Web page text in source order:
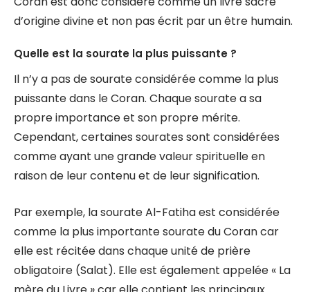
d’origine divine et non pas écrit par un être humain.
Quelle est la sourate la plus puissante ?
Il n’y a pas de sourate considérée comme la plus
puissante dans le Coran. Chaque sourate a sa
propre importance et son propre mérite.
Cependant, certaines sourates sont considérées
comme ayant une grande valeur spirituelle en
raison de leur contenu et de leur signification.
Par exemple, la sourate Al-Fatiha est considérée
comme la plus importante sourate du Coran car
elle est récitée dans chaque unité de prière
obligatoire (Salat). Elle est également appelée « La